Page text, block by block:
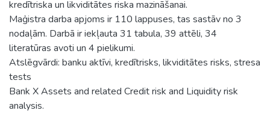
kredītriska un likviditātes riska mazināšanai.
Maģistra darba apjoms ir 110 lappuses, tas sastāv no 3
nodaļām. Darbā ir iekļauta 31 tabula, 39 attēli, 34
literatūras avoti un 4 pielikumi.
Atslēgvārdi: banku aktīvi, kredītrisks, likviditātes risks, stresa
tests
Bank X Assets and related Credit risk and Liquidity risk
analysis.